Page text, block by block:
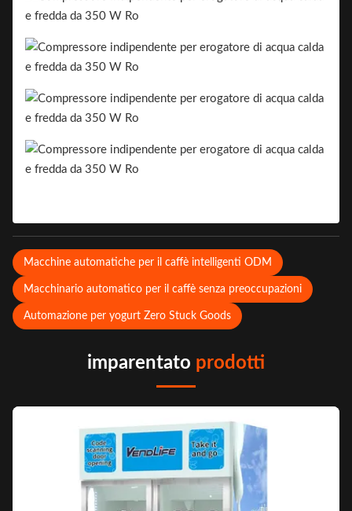
Macchine automatiche per il caffè intelligenti ODM
Macchinario automatico per il caffè senza preoccupazioni
Automazione per yogurt Zero Stuck Goods
imparentato prodotti